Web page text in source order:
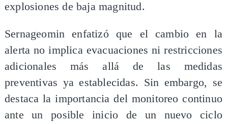
explosiones de baja magnitud.
Sernageomin enfatizó que el cambio en la
alerta no implica evacuaciones ni restricciones
adicionales más allá de las medidas
preventivas ya establecidas. Sin embargo, se
destaca la importancia del monitoreo continuo
ante un posible inicio de un nuevo ciclo